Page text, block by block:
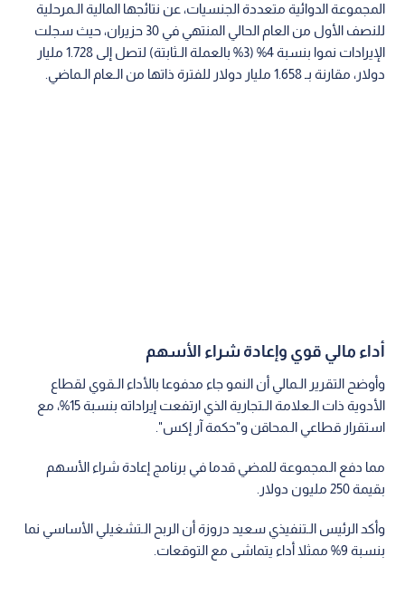
المجموعة الدوائية متعددة الجنسيات، عن نتائجها المالية الـمرحلية
للنصف الأول من العام الحالي المنتهي في 30 حزيران، حيث سجلت
الإيرادات نموا بنسبة 4% (3% بالعملة الـثابتة) لتصل إلى 1.728 مليار
دولار، مقارنة بـ 1.658 مليار دولار للفترة ذاتها من الـعام الـماضي.
أداء مالي قوي وإعادة شراء الأسهم
وأوضح التقرير الـمالي أن النمو جاء مدفوعا بالأداء الـقوي لقطاع
الأدوية ذات الـعلامة الـتجارية الذي ارتفعت إيراداته بنسبة 15%، مع
استقرار قطاعي الـمحاقن و"حكمة آر إكس".
مما دفع الـمجموعة للمضي قدما في برنامج إعادة شراء الأسهم
بقيمة 250 مليون دولار.
وأكد الرئيس الـتنفيذي سعيد دروزة أن الربح الـتشغيلي الأساسي نما
بنسبة 9% ممثلا أداء يتماشى مع التوقعات.